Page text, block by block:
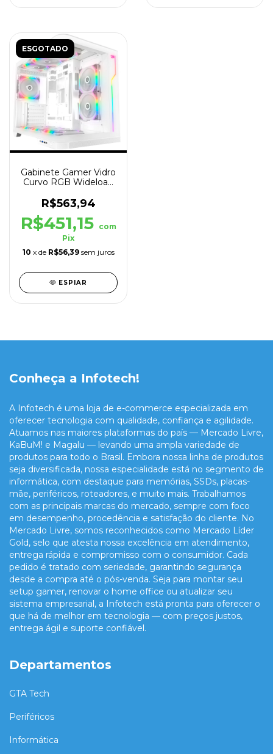
ESGOTADO
Gabinete Gamer Vidro
Curvo RGB Wideload
R$563,94
R$451,15 com
Pix
10 x de R$56,39 sem juros
ESPIAR
Conheça a Infotech!
A Infotech é uma loja de e-commerce especializada em
oferecer tecnologia com qualidade, confiança e agilidade.
Atuamos nas maiores plataformas do país — Mercado Livre,
KaBuM! e Magalu — levando uma ampla variedade de
produtos para todo o Brasil. Embora nossa linha de produtos
seja diversificada, nossa especialidade está no segmento de
informática, com destaque para memórias, SSDs, placas-
mãe, periféricos, roteadores, e muito mais. Trabalhamos
com as principais marcas do mercado, sempre com foco
em desempenho, procedência e satisfação do cliente. No
Mercado Livre, somos reconhecidos como Mercado Líder
Gold, selo que atesta nossa excelência em atendimento,
entrega rápida e compromisso com o consumidor. Cada
pedido é tratado com seriedade, garantindo segurança
desde a compra até o pós-venda. Seja para montar seu
setup gamer, renovar o home office ou atualizar seu
sistema empresarial, a Infotech está pronta para oferecer o
que há de melhor em tecnologia — com preços justos,
entrega ágil e suporte confiável.
Departamentos
GTA Tech
Periféricos
Informática